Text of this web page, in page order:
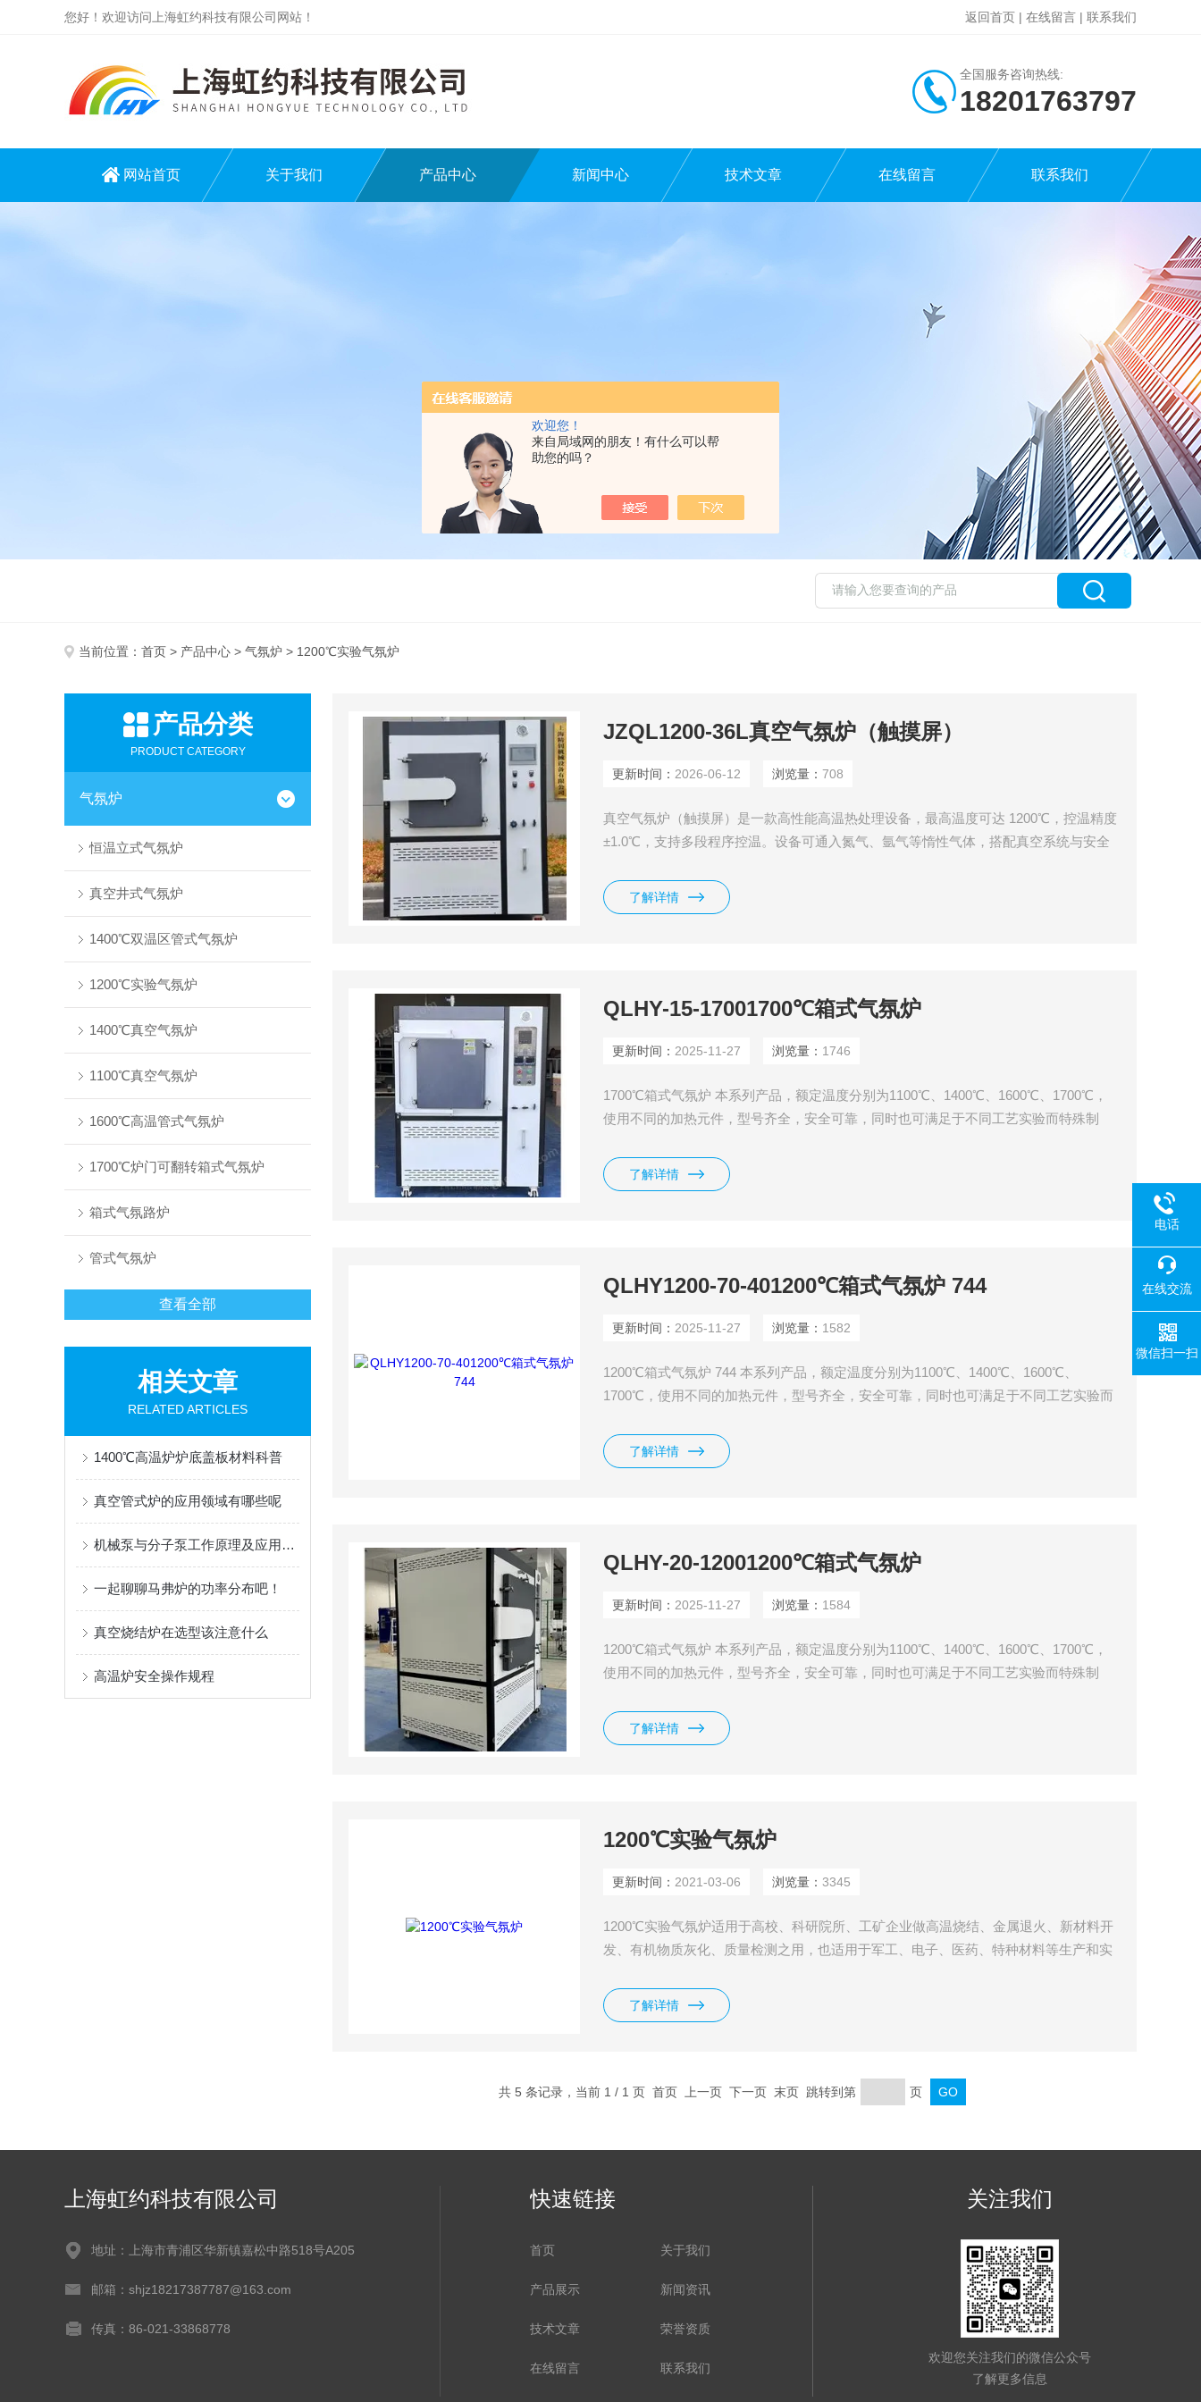
欢迎您！
来自局域网的朋友！有什么可以帮
助您的吗？
您好！欢迎访问上海虹约科技有限公司网站！ 返回首页 | 在线留言 | 联系我们
全国服务咨询热线:
18201763797
网站首页 关于我们 产品中心 新闻中心 技术文章 在线留言 联系我们
当前位置： 首页 > 产品中心 > 气氛炉 > 1200℃实验气氛炉
产品分类
PRODUCT CATEGORY
气氛炉
恒温立式气氛炉
真空井式气氛炉
1400℃双温区管式气氛炉
1200℃实验气氛炉
1400℃真空气氛炉
1100℃真空气氛炉
1600℃高温管式气氛炉
1700℃炉门可翻转箱式气氛炉
箱式气氛路炉
管式气氛炉
查看全部
相关文章
RELATED ARTICLES
1400℃高温炉炉底盖板材料科普
真空管式炉的应用领域有哪些呢
机械泵与分子泵工作原理及应用对比
一起聊聊马弗炉的功率分布吧！
真空烧结炉在选型该注意什么
高温炉安全操作规程
JZQL1200-36L真空气氛炉（触摸屏）
更新时间： 2026-06-12 浏览量：708
真空气氛炉（触摸屏）是一款高性能高温热处理设备，最高温度可达 1200℃，控温精度
±1.0℃，支持多段程序控温。设备可通入氮气、氩气等惰性气体，搭配真空系统与安全
了解详情
QLHY-15-17001700℃箱式气氛炉
更新时间： 2025-11-27 浏览量： 1746
1700℃箱式气氛炉 本系列产品，额定温度分别为1100℃、1400℃、1600℃、1700℃，
使用不同的加热元件，型号齐全，安全可靠，同时也可满足于不同工艺实验而特殊制
火、陶瓷釉料制备、粉末冶金、纳米材料的烧结、金属零件淬火及一切需快速升温工艺
要求的热处理，是科研单位、高等院校、工矿企业理想的实验和生产设备
了解详情
QLHY1200-70-401200℃箱式气氛炉 744
更新时间： 2025-11-27 浏览量： 1582
1200℃箱式气氛炉 744 本系列产品，额定温度分别为1100℃、1400℃、1600℃、
1700℃，使用不同的加热元件，型号齐全，安全可靠，同时也可满足于不同工艺实验而
精密退火、陶瓷釉料制备、粉末冶金、纳米材料的烧结、金属零件淬火及一切需快速升
温工艺要求的热处理，是科研单位、高等院校、工矿企业理想的实验和生产设备
了解详情
QLHY-20-12001200℃箱式气氛炉
更新时间： 2025-11-27 浏览量： 1584
1200℃箱式气氛炉 本系列产品，额定温度分别为1100℃、1400℃、1600℃、1700℃，
使用不同的加热元件，型号齐全，安全可靠，同时也可满足于不同工艺实验而特殊制
火、陶瓷釉料制备、粉末冶金、纳米材料的烧结、金属零件淬火及一切需快速升温工艺
要求的热处理，是科研单位、高等院校、工矿企业理想的实验和生产设备
了解详情
1200℃实验气氛炉
更新时间： 2021-03-06 浏览量：3345
1200℃实验气氛炉适用于高校、科研院所、工矿企业做高温烧结、金属退火、新材料开
发、有机物质灰化、质量检测之用，也适用于军工、电子、医药、特种材料等生产和实
了解详情
共 5 条记录，当前 1 / 1 页 首页 上一页 下一页 末页 跳转到第 页
上海虹约科技有限公司
地址：上海市青浦区华新镇嘉松中路518号A205
邮箱：shjz18217387787@163.com
传真：86-021-33868778
快速链接
首页 关于我们
产品展示 新闻资讯
技术文章 荣誉资质
在线留言 联系我们
关注我们
欢迎您关注我们的微信公众号
了解更多信息
电话
在线交流
微信扫一扫